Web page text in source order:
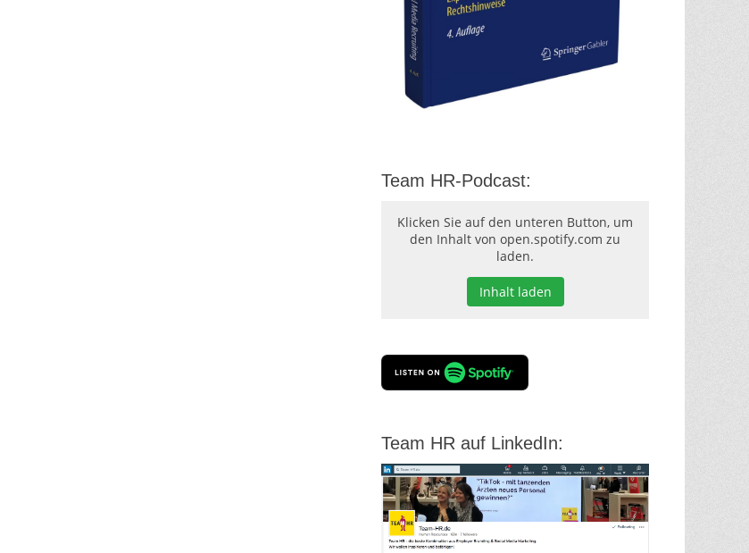
Team HR-Podcast:
Klicken Sie auf den unteren Button, um
den Inhalt von open.spotify.com zu
laden.
Inhalt laden
Team HR auf LinkedIn: